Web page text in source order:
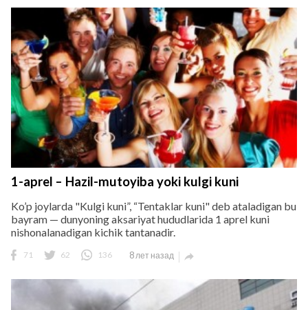
1-aprel – Hazil-mutoyiba yoki kulgi kuni
Ko’p joylarda "Kulgi kuni”, “Tentaklar kuni" deb ataladigan bu
bayram — dunyoning aksariyat hududlarida 1 aprel kuni
nishonalanadigan kichik tantanadir.
71 62 136 8 лет назад 